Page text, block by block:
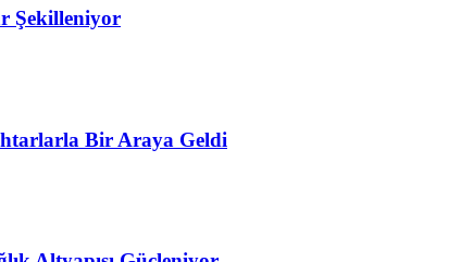
Şekilleniyor
Bir Araya Geldi